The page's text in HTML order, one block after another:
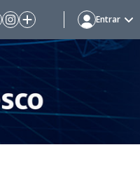
Entrar